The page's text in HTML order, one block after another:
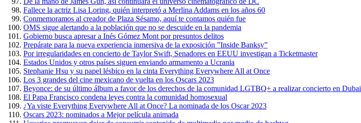
Fallece la actriz Lisa Loring, quién interpretó a Merlina Addams en los años 60
Conmemoramos al creador de Plaza Sésamo, aquí te contamos quién fue
OMS sigue alertando a la población que no se descuide en la pandemia
Gobierno busca apresar a Inés Gómez Mont por presuntos delitos
Prepárate para la nueva experiencia inmersiva de la exposición ”Inside Banksy”
Por irregularidades en concierto de Taylor Swift, Senadores en EEUU investigan a Ticketmaster
Estados Unidos y otros países siguen enviando armamento a Ucrania
Stephanie Hsu y su papel lésbico en la cinta Everything Everywhere All at Once
Los 3 grandes del cine mexicano de vuelta en los Oscars 2023
Beyonce: de su último álbum a favor de los derechos de la comunidad LGTBQ+ a realizar concierto en Dubai
El Papa Francisco condena leyes contra la comunidad homosexual
¿Ya viste Everything Everywhere All at Once? La nominada de los Oscar 2023
Oscars 2023: nominados a Mejor película animada